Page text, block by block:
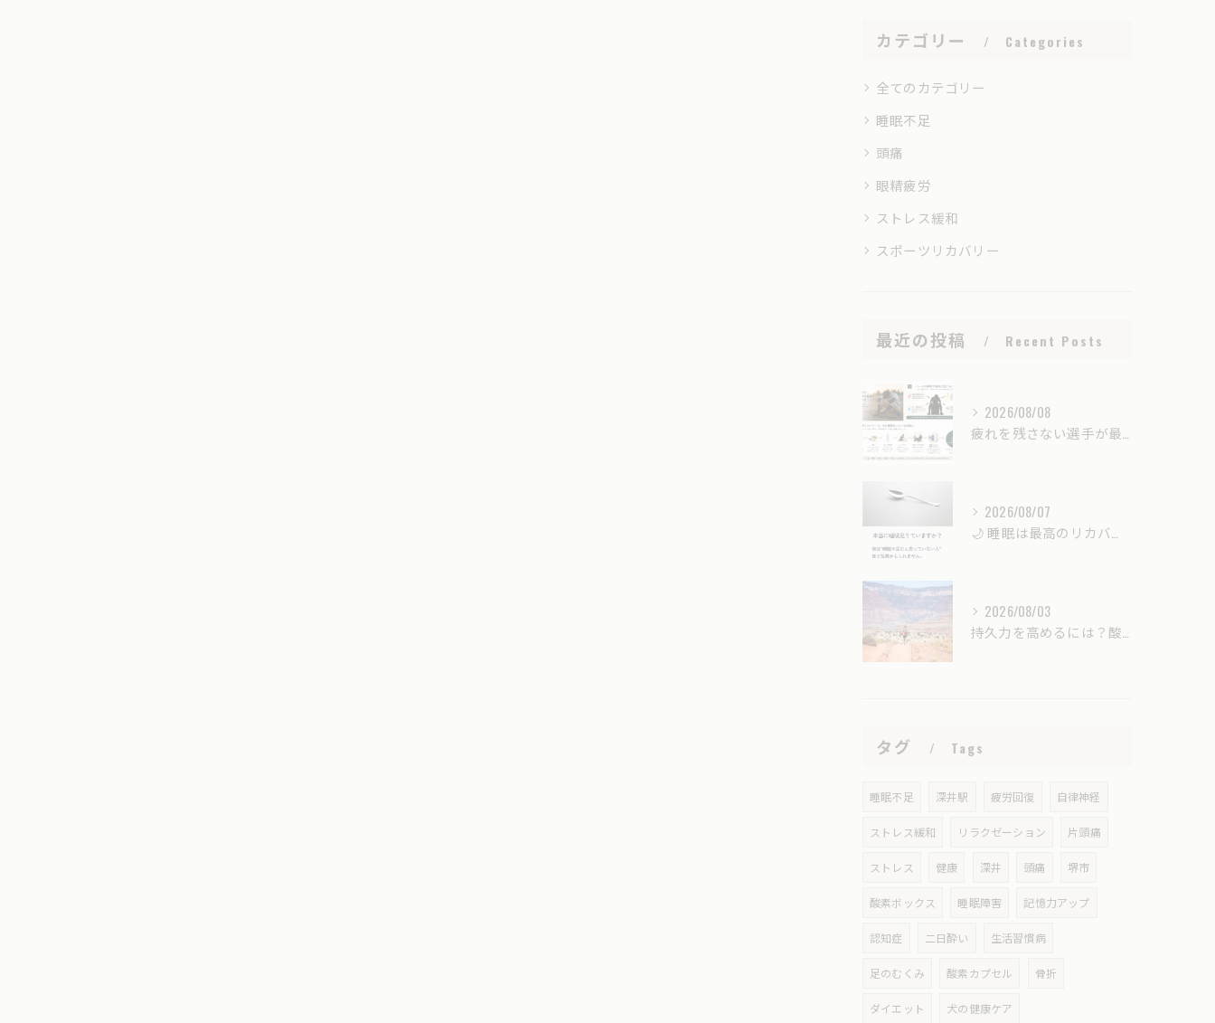
カテゴリー Categories
全てのカテゴリー
睡眠不足
頭痛
眼精疲労
ストレス緩和
スポーツリカバリー
最近の投稿 Recent Posts
2026/08/08
2026/08/07
2026/08/03
タグ Tags
睡眠不足 深井駅 疲労回復 自律神経
ストレス緩和 リラクゼーション 片頭痛
ストレス 健康 深井 頭痛 堺市
酸素ボックス 睡眠障害 記憶力アップ
認知症 二日酔い 生活習慣病
足のむくみ 酸素カプセル 骨折
ダイエット 犬の健康ケア